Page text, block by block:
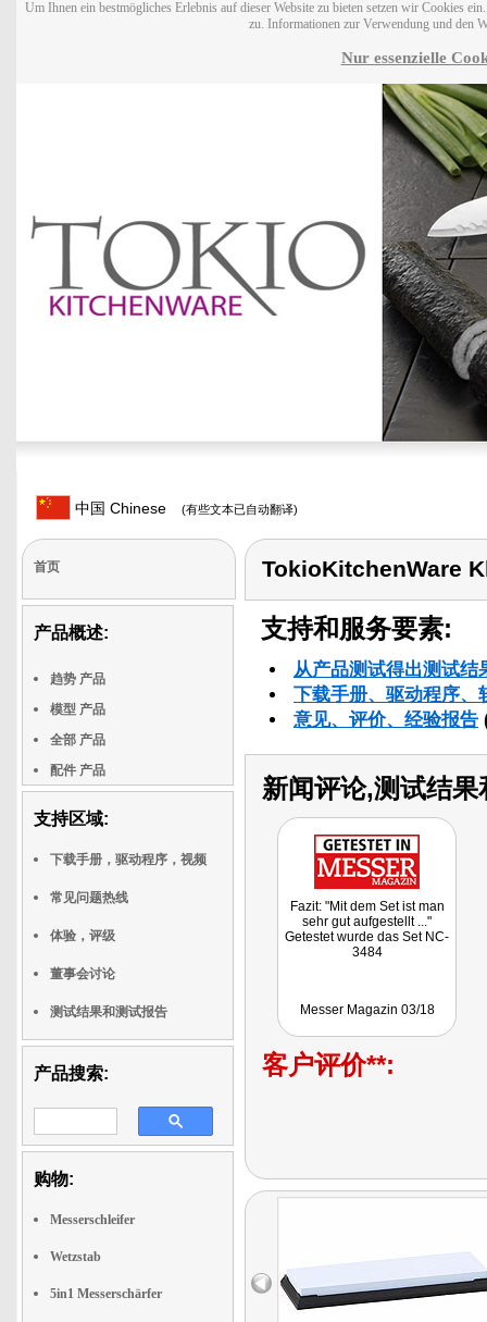
Um Ihnen ein bestmögliches Erlebnis auf dieser Website zu bieten setzen wir Cookies
zu. Informationen zur Verwendung und den
Nur essenzielle
中国 Chinese (有些文本已自动翻译)
首页
产品概述:
趋势 产品
模型 产品
全部 产品
配件 产品
支持区域:
下载手册，驱动程序，视频
常见问题热线
体验，评级
董事会讨论
测试结果和测试报告
产品搜索:
购物:
Messerschleifer
Wetzstab
5in1 Messerschärfer
TokioKitchenWare
支持和服务要素:
从产品测试得出测试结
下载手册、驱动程序、
意见、评价、经验报告
新闻评论,测试结果
Fazit: "Mit dem Set ist man
sehr gut aufgestellt ..."
Getestet wurde das Set NC-
3484
Messer Magazin 03/18
客户评价**: